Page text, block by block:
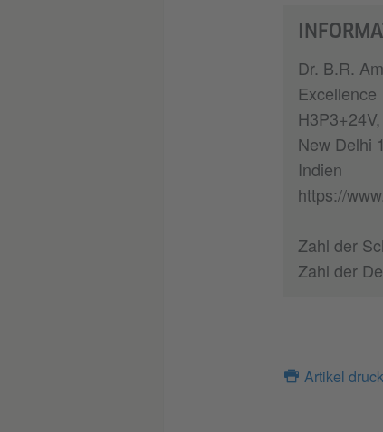
Dr. B.R.
Excellence
New Delhi
Indien
https://
Zahl der
Zahl der
Artikel